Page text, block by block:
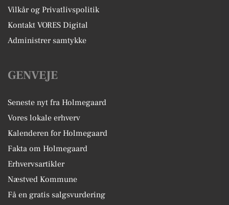
Vilkår og Privatlivspolitik
Kontakt VORES Digital
Administrer samtykke
GENVEJE
Seneste nyt fra Holmegaard
Vores lokale erhverv
Kalenderen for Holmegaard
Fakta om Holmegaard
Erhvervsartikler
Næstved Kommune
Få en gratis salgsvurdering